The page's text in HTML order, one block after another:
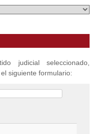
judicial seleccionado,
siguiente formulario: